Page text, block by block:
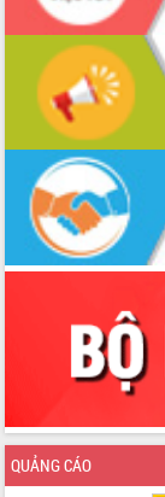
Hòn Yến phát triển du
tồn biển
Lấy ý kiến điều chỉnh
Đắk Lắk thời kỳ 2021-
đến năm 2050
Phát động chiến dịch 30
giải phóng mặt bằng
ven biển
Đắk Lắk nỗ lực thúc
kinh tế từ 10% trở lên
II/2026
Đắk Lắk ký kết thỏa
chuyển đổi số giai
với Tập đoàn Bưu
Việt Nam
Đắk Lắk về phát triển
cho trạm y tế cấp xã
Du lịch Đắk Lắk nâng
QUẢNG CÁO